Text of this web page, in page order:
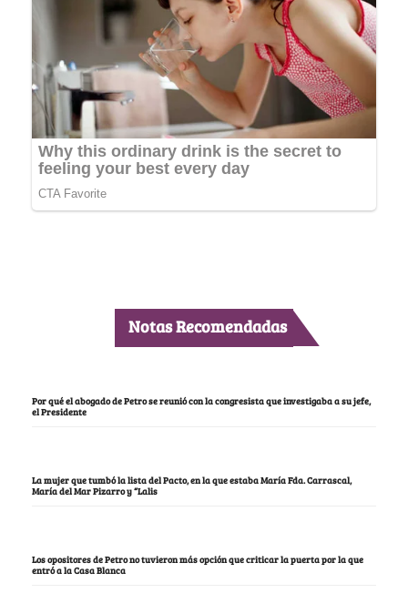
Notas Recomendadas
Por qué el abogado de Petro se reunió con la congresista que investigaba a su jefe,
el Presidente
La mujer que tumbó la lista del Pacto, en la que estaba María Fda. Carrascal,
María del Mar Pizarro y “Lalis
Los opositores de Petro no tuvieron más opción que criticar la puerta por la que
entró a la Casa Blanca